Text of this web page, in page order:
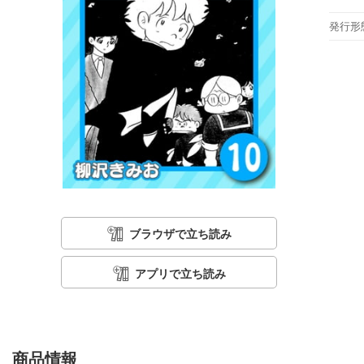
ブラウザで立ち読み
アプリで立ち読み
発行形
商品情報